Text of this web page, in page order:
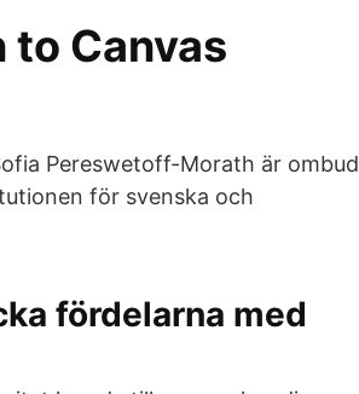
to Canvas
Pereswetoff-Morath är ombud
för svenska och
fördelarna med